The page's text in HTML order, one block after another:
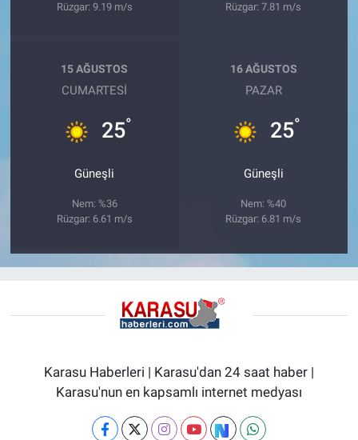
Rüzgar: 9.19 m/s
Rüzgar: 7.81 m/s
15 AĞUSTOS
CUMARTESI
25°
Güneşli
Nem: %36
Rüzgar: 6.61 m/s
16 AĞUSTOS
PAZAR
25°
Güneşli
Nem: %40
Rüzgar: 6.81 m/s
Karasu Haberleri | Karasu'dan 24 saat haber |
Karasu'nun en kapsamlı internet medyası